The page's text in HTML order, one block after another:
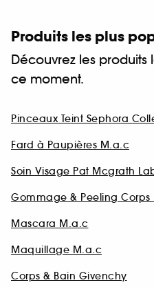
Produits les plus
Découvrez les produits
ce moment.
Pinceaux Teint Sephora
Fard à Paupières M.a.c
Soin Visage Pat Mcgrath
Gommage & Peeling Corps
Mascara M.a.c
Maquillage M.a.c
Corps & Bain Givenchy